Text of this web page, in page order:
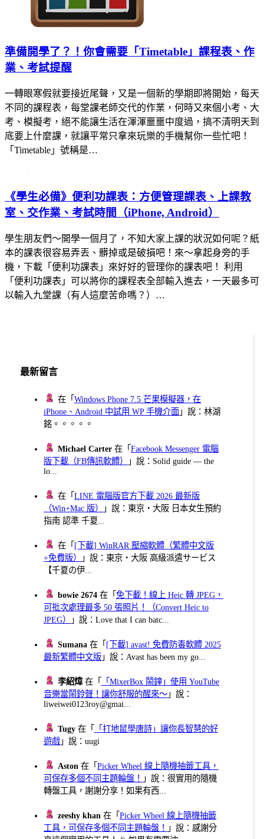
準備開學了？！你會需要「Timetable」課程表、作
業、考試提醒
一轉眼寒假就要接近尾聲，又是一個新的學期即將開始，每天
不同的課程表，每堂課老師交代的作業，何時又來個小考、大
考、模擬考，絕不能讓生活在渾渾噩噩中度過，搞不清明天到
底要上什麼課，就讓平常只拿來玩樂的手機幫你一些忙吧！
「Timetable」號稱是…
《學生必備》便利功課表：方便管理課表、上課教
室、交作業、考試時間（iPhone, Android）
學生朋友們～開學一個月了，不知大家上課的狀況如何呢？紙
本的課表很容易弄丟、髒掉或是破損吧！來～拿起身旁的手
機，下載「便利功課表」來好好的管理你的課表吧！ 利用
「便利功課表」可以將你的課程表全部輸入進去，一天最多可
以輸入九堂課（有人這麼苦命嗎？）…
最新留言
在「Windows Phone 7.5 芒果模擬器，在
iPhone、Android 中試用 WP 手機介面 」說：林湖
銘。。。。。
Michael Carter 在「Facebook Messenger 電腦
版下載（FB傳訊軟體）
」說：Solid guide — the
lo...
在「LINE 電腦版官方下載 2026 最新版
（Win+Mac 版）
」說：東京・大阪 日本女生預約
指南 認準 千夏...
在「 [下載] WinRAR 壓縮軟體（繁體中文版
+免費版）
」說：東京・大阪 高級派遣サービス
【千夏の伊...
bowie 2674 在「免下載！線上 Heic 轉 JPEG，
可批次處理最多 50 張照片！（Convert Heic to
JPEG）
」說：Love that I can batc...
Sumana 在「 [下載] avast! 免費防毒軟體 2025
最新繁體中文版 」說：Avast has been my go...
李紹煒在「
「MixerBox 鬧鐘」使用 YouTube
音樂當鬧鈴聲！讓你舒服的醒來～ 」說：
liweiwei0123roy@gmai...
Tugy 在「
「打地鼠學唐詩」讓你長智慧的好
遊戲 」說：uugi
Aston 在「Picker Wheel 線上隨機抽籤工具，
可保存多個不同主題輪盤！
」說：很實用的隨機
轉盤工具，謝謝分享！如果有西...
zeeshy khan 在「Picker Wheel 線上隨機抽籤
工具，可保存多個不同主題輪盤！
」說：感謝分